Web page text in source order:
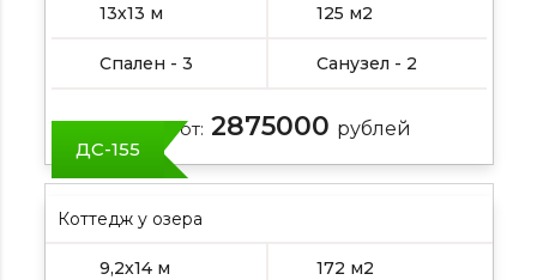
13х13 м 125 м2
Спален - 3 Санузел - 2
Цена от: 2875000 рублей
ДС-155
Коттедж у озера
9,2х14 м 172 м2